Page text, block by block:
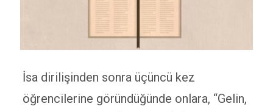
İsa dirilişinden sonra üçüncü kez
öğrencilerine göründüğünde onlara, “Gelin,